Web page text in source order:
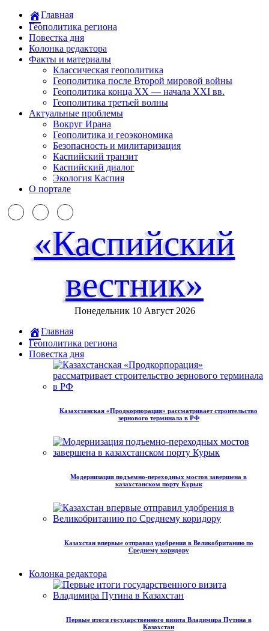
Главная
Геополитика региона
Повестка дня
Колонка редактора
Факты и материалы
Классическая геополитика
Геополитика после Второй мировой войны
Геополитика конца XX — начала XXI вв.
Геополитика третьей волны
Актуальные проблемы
Вокруг Ирана
Геополитика и геоэкономика
Безопасность и милитаризация
Каспийский транзит
Каспийский диалог
Экология Каспия
О портале
«Каспийский
вестник»
Понедельник 10 Август 2026
Главная
Геополитика региона
Повестка дня
Казахстанская «Продкорпорация» рассматривает строительство
зернового терминала в РФ
Модернизация подъемно-переходных мостов завершена в
казахстанском порту Курык
Казахстан впервые отправил удобрения в Великобританию по
Среднему коридору
Колонка редактора
Первые итоги государственного визита Владимира Путина в
Казахстан